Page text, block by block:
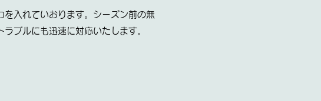
入れていおります。シーズン前の無
ブルにも迅速に対応いたします。